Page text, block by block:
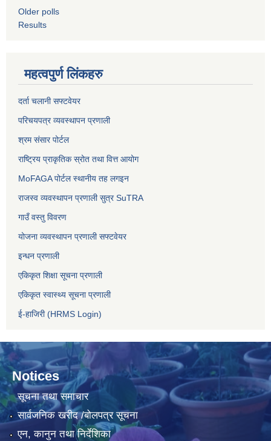
Older polls
Results
महत्वपुर्ण लिंकहरु
दर्ता चलानी सफ्टवेयर
परिचयपत्र व्यवस्थापन प्रणाली
श्रम संसार पोर्टल
राष्ट्रिय प्राकृतिक स्रोत तथा वित्त आयोग
MoFAGA पोर्टल स्थानीय तह लगइन
राजस्व व्यवस्थापन प्रणाली सुत्र SuTRA
गाउँ वस्तु विवरण
योजना व्यवस्थापन प्रणाली सफ्टवेयर
इन्धन प्रणाली
एकिकृत शिक्षा सूचना प्रणाली
एकिकृत स्वास्थ्य सूचना प्रणाली
ई-हाजिरी (HRMS Login)
Notices
सूचना तथा समाचार
सार्वजनिक खरीद /बोलपत्र सूचना
एन, कानुन तथा निर्देशिका